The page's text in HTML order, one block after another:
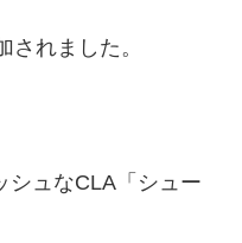
れました。
シュなCLA「シュー